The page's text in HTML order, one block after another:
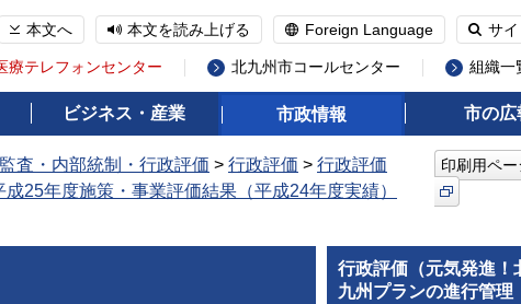
本文へ 本文を読み上げる Foreign Language サ
療テレフォンセンター 北九州市コールセンター 組織一
ビジネス・産業 市政情報 市の広
監査・内部統制・行政評価 > 行政評価 > 行政評価
成25年度施策・事業評価結果（平成24年度実績）
印刷用ペー
行政評価（元気発進！
九州プランの進行管理